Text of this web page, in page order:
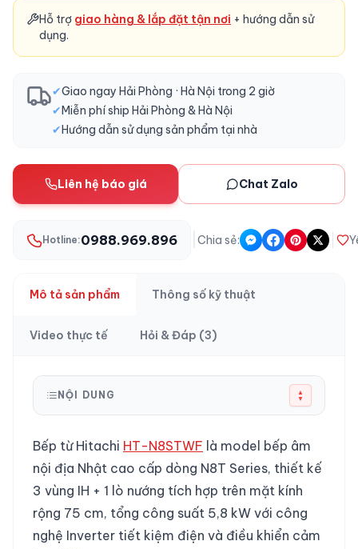
Hỗ trợ giao hàng & lắp đặt tận nơi + hướng dẫn sử
dụng.
✔Giao ngay Hải Phòng · Hà Nội trong 2 giờ
✔Miễn phí ship Hải Phòng & Hà Nội
✔Hướng dẫn sử dụng sản phẩm tại nhà
Liên hệ báo giá Chat Zalo
Hotline:0988.969.896 Chia sẻ:
Mô tả sản phẩm Thông số kỹ thuật
Video thực tế Hỏi & Đáp (3)
NỘI DUNG
▲
▼
Bếp từ Hitachi HT-N8STWF là model bếp âm
nội địa Nhật cao cấp dòng N8T Series, thiết kế
3 vùng IH + 1 lò nướng tích hợp trên mặt kính
rộng 75 cm, tổng công suất 5,8 kW với công
nghệ Inverter tiết kiệm điện và điều khiển cảm